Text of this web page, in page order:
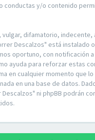
y/o contenido
difamatorio,
Descalzos" está instalado
oportuno, con notificación
ayuda para reforzar estas
en cualquier momento que
en una base de datos.
ni phpBB podrán